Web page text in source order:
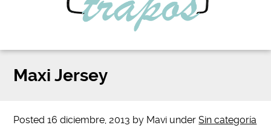
Maxi Jersey
Posted16 diciembre, 2013 by Mavi underSin categoría